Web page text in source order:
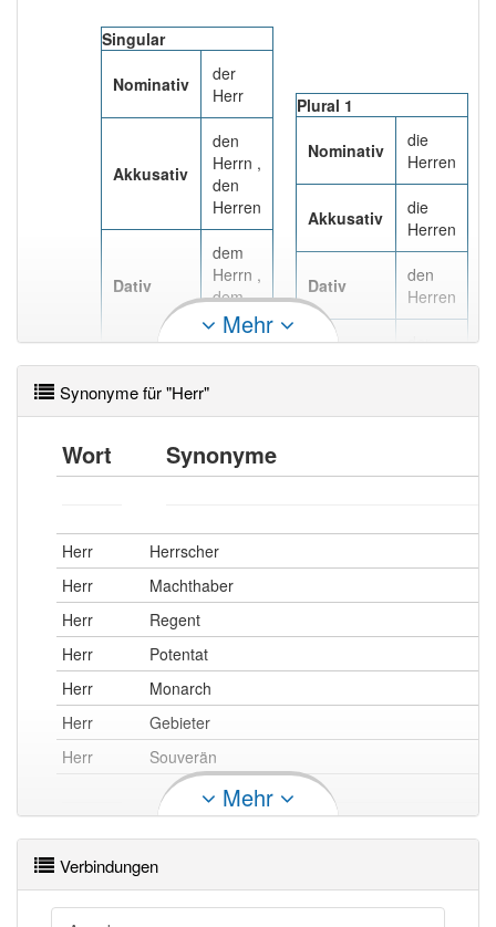
Singular
Nominativ
der
Herr
Akkusativ
den
Herrn ,
den
Herren
Dativ
dem
Herrn ,
dem
Herren
Genitiv
des
Plural 1
Nominativ
die
Herren
Akkusativ
die
Herren
Dativ
den
Herren
der
Herren
Mehr
Synonyme für "Herr"
Wort Synonyme
Herr
Herrscher
Herr
Machthaber
Herr
Regent
Herr
Potentat
Herr
Monarch
Herr
Gebieter
Herr
Souverän
Mehr
Verbindungen